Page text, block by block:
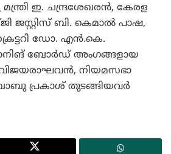
മന്ത്രി ഇ. ചന്ദ്രശേഖരന്‍, കേരള
ജസ്റ്റിസ് ബി. കെമാല്‍ പാഷ,
ഡോ. എന്‍.കെ.
ബോര്‍ഡ് അംഗങ്ങളായ
നിയമസഭാ
ബാബു പ്രകാശ് തുടങ്ങിയവര്‍